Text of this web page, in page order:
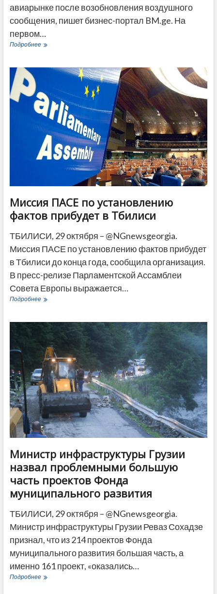
авиарынке после возобновления воздушного
сообщения, пишет бизнес-портал BM.ge. На
первом…
ПодробнееРоссийская
в
лидеров
грузинского
авиарынка
Миссия ПАСЕ по установлению
фактов прибудет в Тбилиси
ТБИЛИСИ, 29 октября – @NGnewsgeorgia.
Миссия ПАСЕ по установлению фактов прибудет
в Тбилиси до конца года, сообщила организация.
В пресс-релизе Парламентской Ассамблеи
Совета Европы выражается…
ПодробнееМиссия
установлению
фактов
прибудет
Тбилиси
Министр инфраструктуры Грузии
назвал проблемными большую
часть проектов Фонда
муниципального развития
ТБИЛИСИ, 29 октября – @NGnewsgeorgia.
Министр инфраструктуры Грузии Реваз Сохадзе
признал, что из 214 проектов Фонда
муниципального развития большая часть, а
именно 161 проект, «оказались…
ПодробнееМинистр